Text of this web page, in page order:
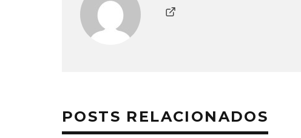
POSTS RELACIONADOS